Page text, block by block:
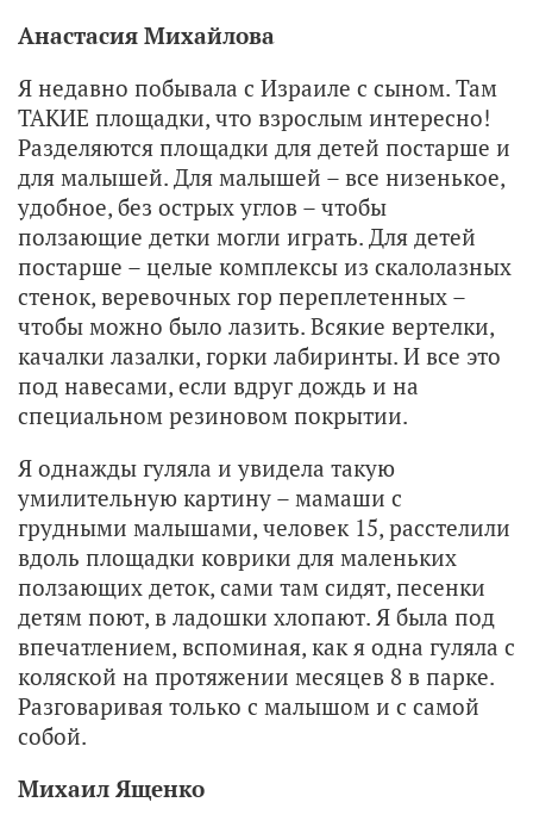
Анастасия Михайлова
Я недавно побывала с Израиле с сыном. Там
ТАКИЕ площадки, что взрослым интересно!
Разделяются площадки для детей постарше и
для малышей. Для малышей – все низенькое,
удобное, без острых углов – чтобы
ползающие детки могли играть. Для детей
постарше – целые комплексы из скалолазных
стенок, веревочных гор переплетенных –
чтобы можно было лазить. Всякие вертелки,
качалки лазалки, горки лабиринты. И все это
под навесами, если вдруг дождь и на
специальном резиновом покрытии.
Я однажды гуляла и увидела такую
умилительную картину – мамаши с
грудными малышами, человек 15, расстелили
вдоль площадки коврики для маленьких
ползающих деток, сами там сидят, песенки
детям поют, в ладошки хлопают. Я была под
впечатлением, вспоминая, как я одна гуляла с
коляской на протяжении месяцев 8 в парке.
Разговаривая только с малышом и с самой
собой.
Михаил Ященко